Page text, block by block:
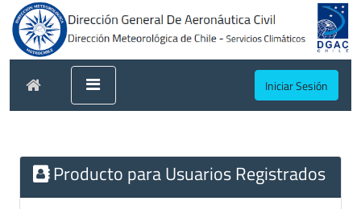
Iniciar Sesión
Producto para Usuarios Registrados